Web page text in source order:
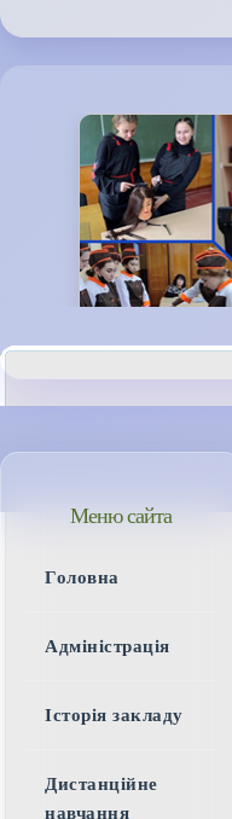
Меню сайта
Головна
Адміністрація
Історія закладу
Дистанційне
навчання